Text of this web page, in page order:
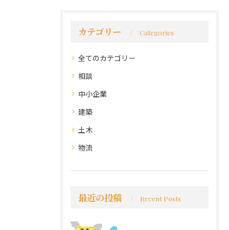
カテゴリー Categories
全てのカテゴリー
相談
中小企業
建築
土木
物流
最近の投稿 Recent Posts